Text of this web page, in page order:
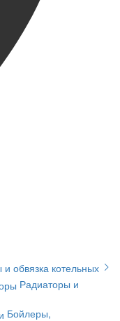
и обвязка котельных
Радиаторы и
Бойлеры,